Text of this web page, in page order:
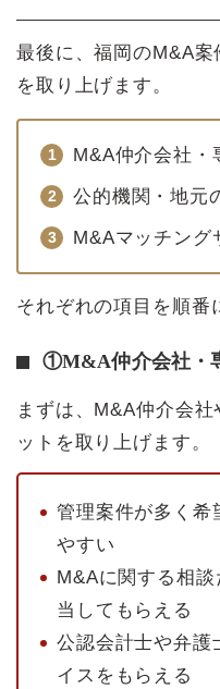
最後に、福岡のM&A
を取り上げます。
M&A仲介会社・
公的機関・地元
M&Aマッチング
それぞれの項目を順番
①M&A仲介会社・
まずは、M&A仲介会
ットを取り上げます。
管理案件が多く希
やすい
M&Aに関する相
当してもらえる
公認会計士や弁護
イスをもらえる